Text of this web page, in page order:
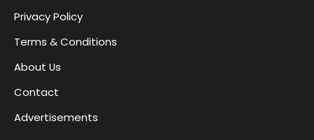
Privacy Policy
Terms & Conditions
About Us
Contact
Advertisements